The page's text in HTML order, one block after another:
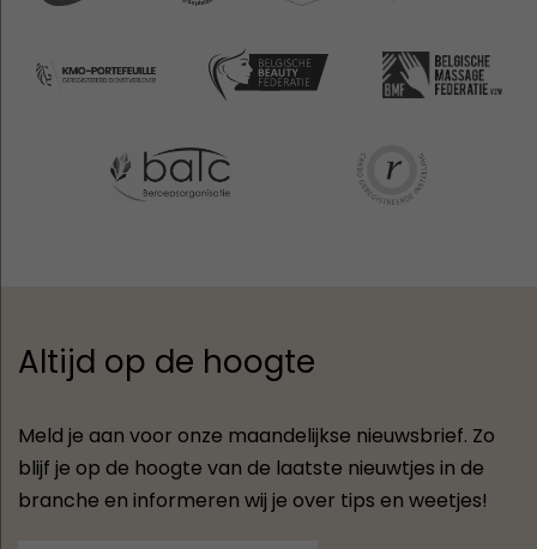
Altijd op de hoogte
Meld je aan voor onze maandelijkse nieuwsbrief. Zo
blijf je op de hoogte van de laatste nieuwtjes in de
branche en informeren wij je over tips en weetjes!